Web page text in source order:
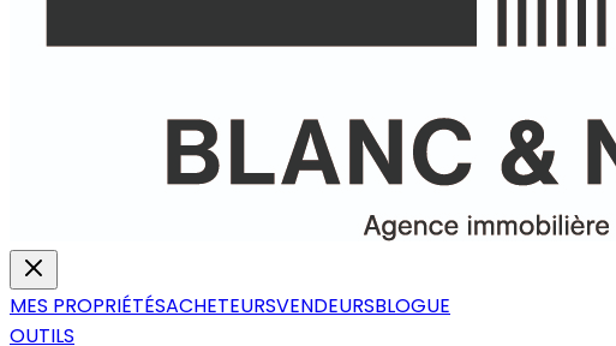
MES PROPRIÉTÉSACHETEURSVENDEURSBLOGUE
OUTILS